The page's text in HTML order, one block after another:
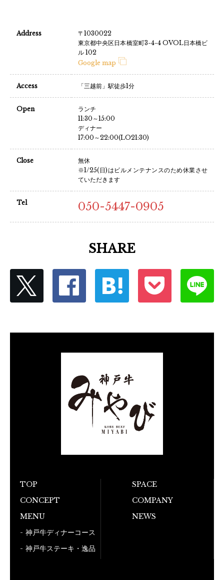
Address
〒1030022
東京都中央区日本橋室町3-4-4 OVOL日本橋ビ
ル 102
Google map
Access 「三越前」駅徒歩1分
Open
ランチ
11:30～15:00
ディナー
17:00～22:00(LO21:30)
Close
無休
※1/25(日)はビルメンテナンスのため休業させ
ていただきます
Tel 050-5447-0905
SHARE
TOP
CONCEPT
MENU
神戸牛ディナーコース
神戸牛ステーキ・逸品
SPACE
COMPANY
NEWS
お電話でのご予